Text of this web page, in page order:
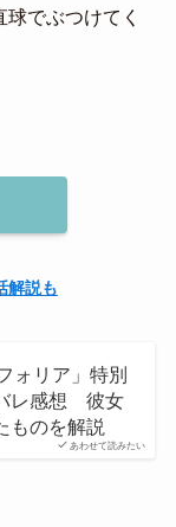
でぶつけてく
解説も
あわせて読みたい
ォリア」特別
レ感想 彼女
ものを解説